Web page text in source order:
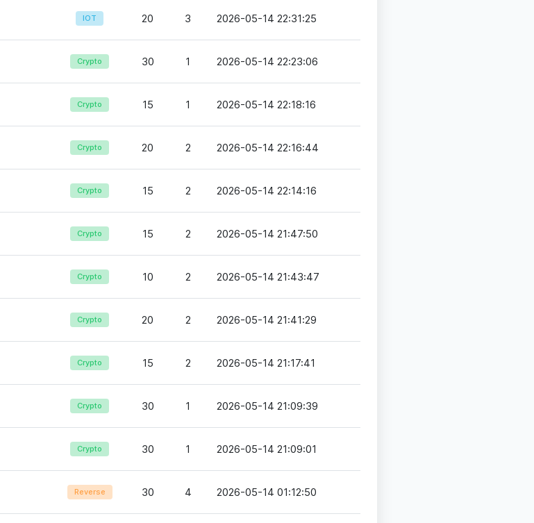
IOT 20 3 2026-05-14 22:31:25
Crypto 30 1 2026-05-14 22:23:06
Crypto 15 1 2026-05-14 22:18:16
Crypto 20 2 2026-05-14 22:16:44
Crypto 15 2 2026-05-14 22:14:16
Crypto 15 2 2026-05-14 21:47:50
Crypto 10 2 2026-05-14 21:43:47
Crypto 20 2 2026-05-14 21:41:29
Crypto 15 2 2026-05-14 21:17:41
Crypto 30 1 2026-05-14 21:09:39
Crypto 30 1 2026-05-14 21:09:01
Reverse 30 4 2026-05-14 01:12:50